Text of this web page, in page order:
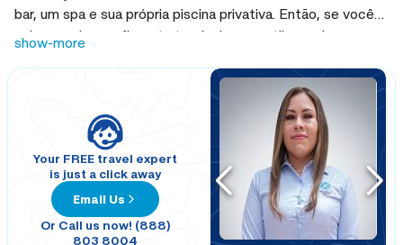
bar, um spa e sua própria piscina privativa. Então, se você
quiser explorar a floresta tropical com estilo, venha se
show-more
Your FREE travel expert
is just a click away
Email Us
Or Call us now! (888)
803 8004